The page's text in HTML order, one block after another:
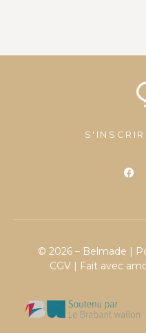
© 2026 – Belmade |
CGV| Fait avec